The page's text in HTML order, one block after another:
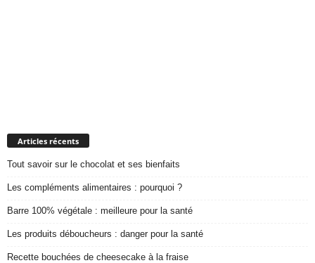
Articles récents
Tout savoir sur le chocolat et ses bienfaits
Les compléments alimentaires : pourquoi ?
Barre 100% végétale : meilleure pour la santé
Les produits déboucheurs : danger pour la santé
Recette bouchées de cheesecake à la fraise